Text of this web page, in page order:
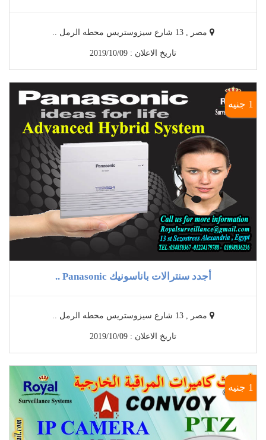
مصر , 13 شارع سيزوستريس محطه الرمل ..
تاريخ الاعلان : 2019/10/09
1 جنيه
أجدد سنترالات باناسونيك Panasonic ..
مصر , 13 شارع سيزوستريس محطه الرمل ..
تاريخ الاعلان : 2019/10/09
1 جنيه